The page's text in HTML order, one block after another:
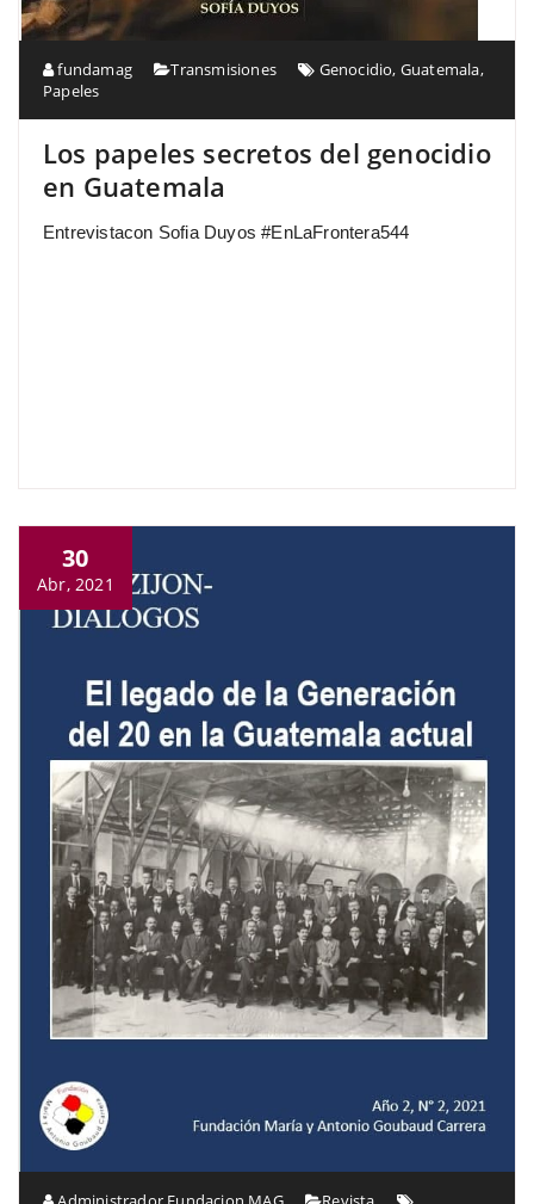
fundamag Transmisiones Genocidio, Guatemala,
Papeles
Los papeles secretos del genocidio
en Guatemala
Entrevistacon Sofia Duyos #EnLaFrontera544
30
Abr, 2021